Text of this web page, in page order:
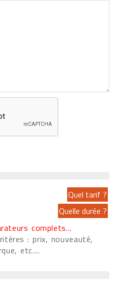
complets...
: prix, nouveauté,
etc....